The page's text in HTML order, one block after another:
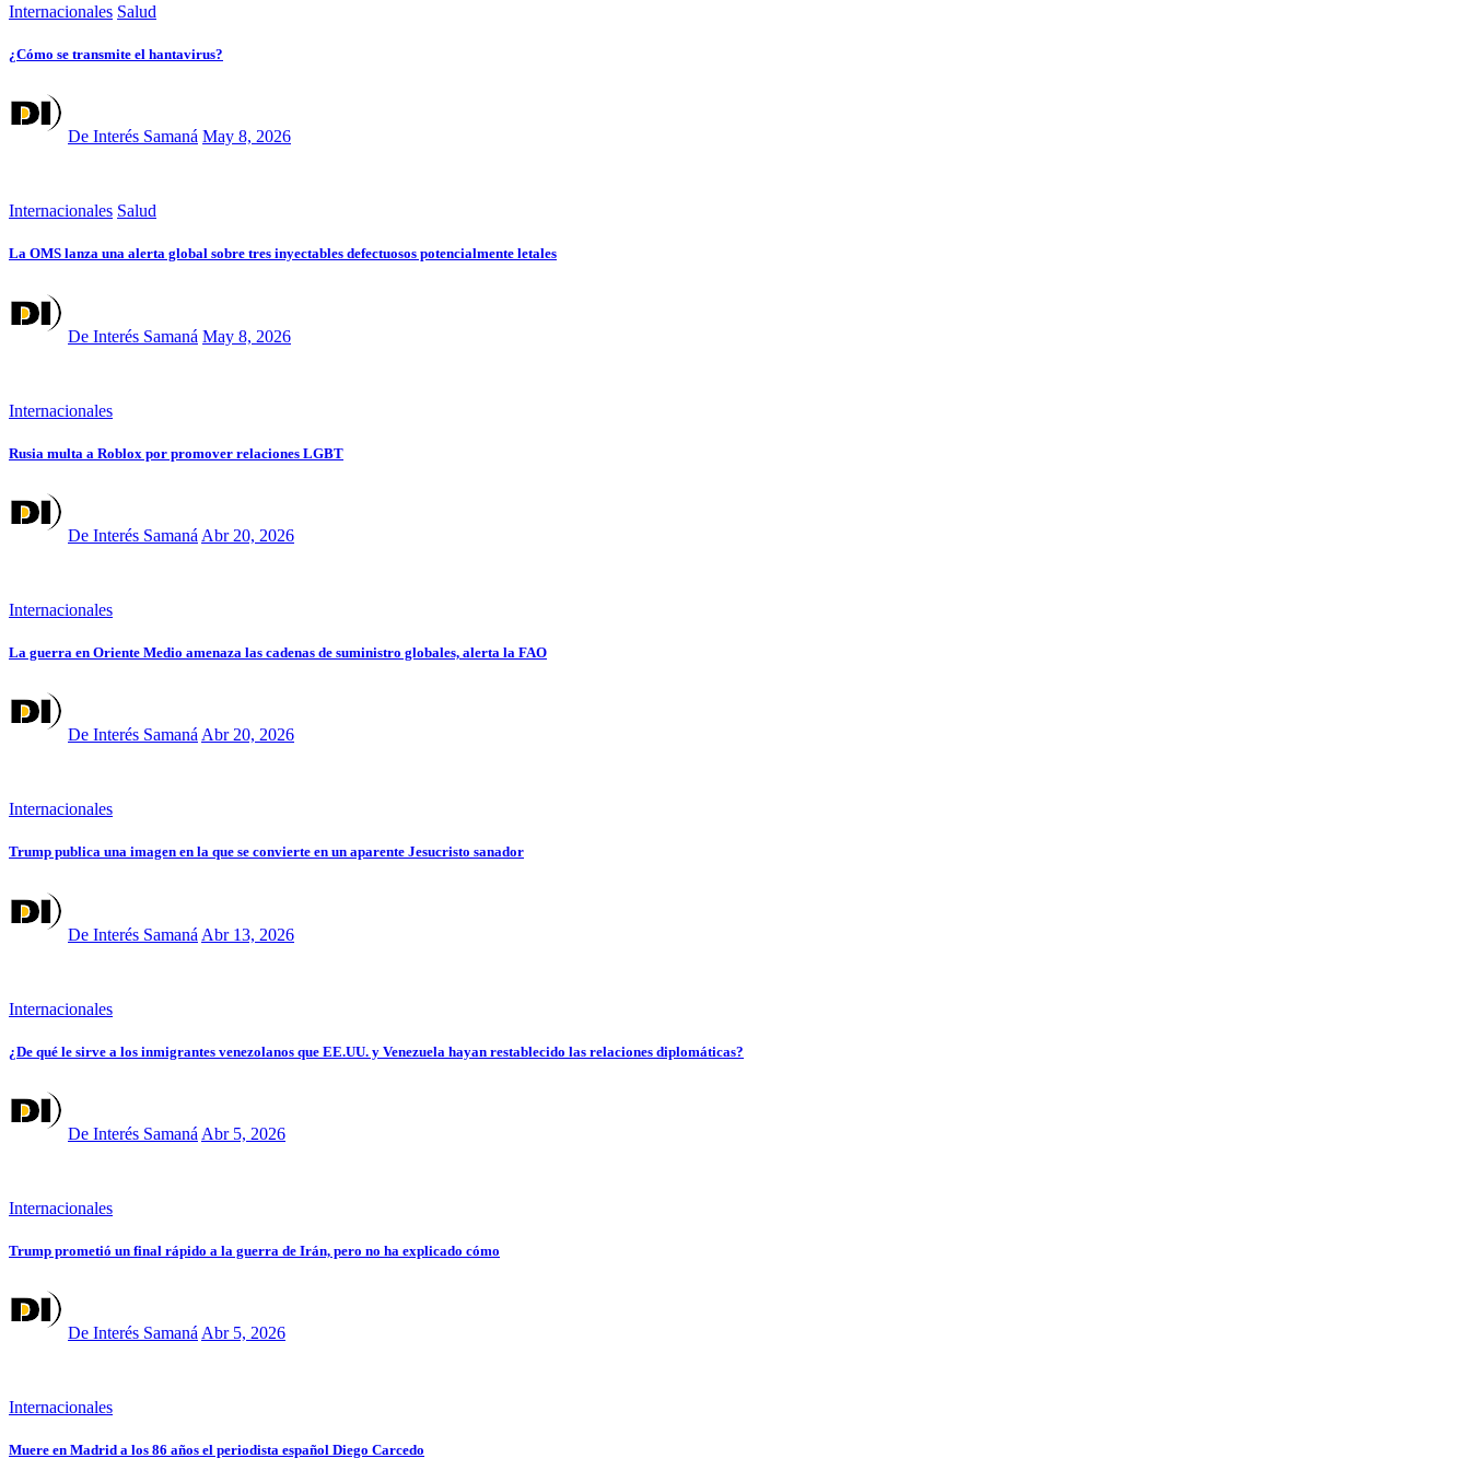
Internacionales Salud
¿Cómo se transmite el hantavirus?
De Interés Samaná May 8, 2026
Internacionales Salud
La OMS lanza una alerta global sobre tres inyectables defectuosos potencialmente letales
De Interés Samaná May 8, 2026
Internacionales
Rusia multa a Roblox por promover relaciones LGBT
De Interés Samaná Abr 20, 2026
Internacionales
La guerra en Oriente Medio amenaza las cadenas de suministro globales, alerta la FAO
De Interés Samaná Abr 20, 2026
Internacionales
Trump publica una imagen en la que se convierte en un aparente Jesucristo sanador
De Interés Samaná Abr 13, 2026
Internacionales
¿De qué le sirve a los inmigrantes venezolanos que EE.UU. y Venezuela hayan restablecido las relaciones diplomáticas?
De Interés Samaná Abr 5, 2026
Internacionales
Trump prometió un final rápido a la guerra de Irán, pero no ha explicado cómo
De Interés Samaná Abr 5, 2026
Internacionales
Muere en Madrid a los 86 años el periodista español Diego Carcedo